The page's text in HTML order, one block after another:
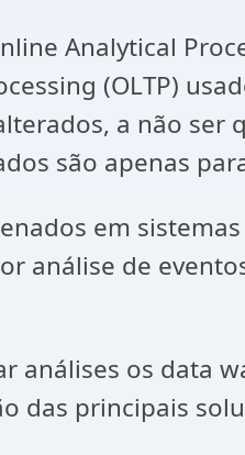
Analytical
(OLTP)
a não ser
são apenas
em sistemas
análise de
análises os data
das principais